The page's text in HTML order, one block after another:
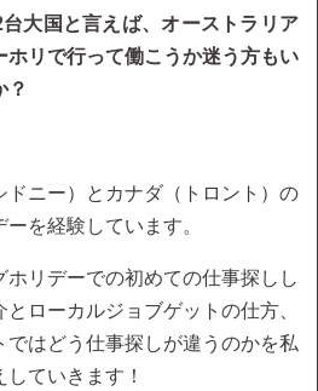
大国と言えば、オーストラリア
ホリで行って働こうか迷う方もい
？
ドニー）とカナダ（トロント）の
を経験しています。
リデーでの初めての仕事探しし
ローカルジョブゲットの仕方、
ではどう仕事探しが違うのかを私
ていきます！